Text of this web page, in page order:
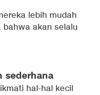
lebih mudah
bahwa akan selalu
sederhana
hal-hal kecil